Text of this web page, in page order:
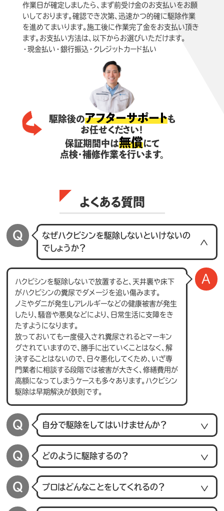
作業日が確定しましたら、まず前受け金のお支払いをお願
いしております。確認でき次第、迅速かつ的確に駆除作業
を進めてまいります。施工後に作業完了金をお支払い頂き
ます。お支払い方法は、以下からお選びいただけます。
・現金払い・銀行振込・クレジットカード払い
駆除後のアフターサポートも
お任せください！
保証期間中は無償にて
点検・補修作業を行います。
よくある質問
なぜハクビシンを駆除しないといけないの
でしょうか？
ハクビシンを駆除しないで放置すると、天井裏や床下
がハクビシンの糞尿でダメージを追い傷みます。
ノミやダニが発生しアレルギーなどの健康被害が発生
したり、騒音や悪臭などにより、日常生活に支障をき
たすようになります。
放っておいても一度侵入され糞尿されるとマーキン
グされていますので、勝手に出ていくことはなく、解
決することはないので、日々悪化してくため、いざ専
門業者に相談する段階では被害が大きく、修繕費用が
高額になってしまうケースも多々あります。ハクビシン
駆除は早期解決が鉄則です。
自分で駆除をしてはいけませんか？
どのように駆除するの？
プロはどんなことをしてくれるの？